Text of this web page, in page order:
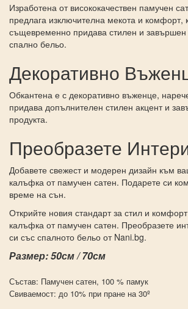
Изработена от висококачествен памучен
предлага изключителна мекота и комфорт,
същевременно придава стилен и
спално бельо.
Декоративно
Обкантена е с декоративно въженце,
придава допълнителен стилен акцент и
продукта.
Преобразете
Добавете свежест и модерен дизайн към
калъфка от памучен сатен. Подарете си
време на сън.
Открийте новия стандарт за стил и
калъфка от памучен сатен. Преобразете
си със спалното бельо от Nani.bg.
Размер: 50см / 70см
Състав: Памучен сатен, 100 % памук
Свиваемост: до 10% при пране на 30º